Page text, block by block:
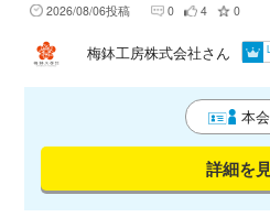
よろしくお願います 現場は大
市 等が多いです ご連絡お待ちし
2026/08/06投稿 0 4 0
本
詳細を
梅鉢工房株式会社さん